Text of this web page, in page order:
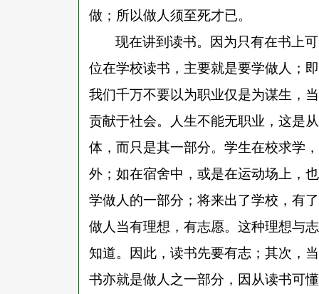
做；所以做人须至死才已。
现在讲到读书。因为只有在书上
位在学校读书，主要就是要学做人；
我们千万不要以为职业仅是为谋生，
贡献于社会。人生不能无职业，这是
体，而只是其一部分。学生在校求学
外；如在宿舍中，或是在运动场上，
学做人的一部分；将来出了学校，有
做人当有理想，有志愿。这种理想与
知道。因此，读书先要有志；其次，
书亦就是做人之一部分，因从读书可